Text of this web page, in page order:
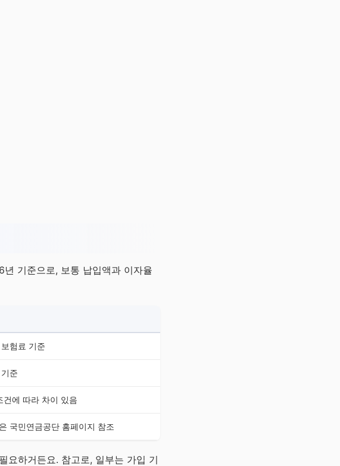
기준으로, 보통 납입액과 이자율
험료 기준
준
건에 따라 차이 있음
국민연금공단 홈페이지 참조
요하거든요. 참고로, 일부는 가입 기